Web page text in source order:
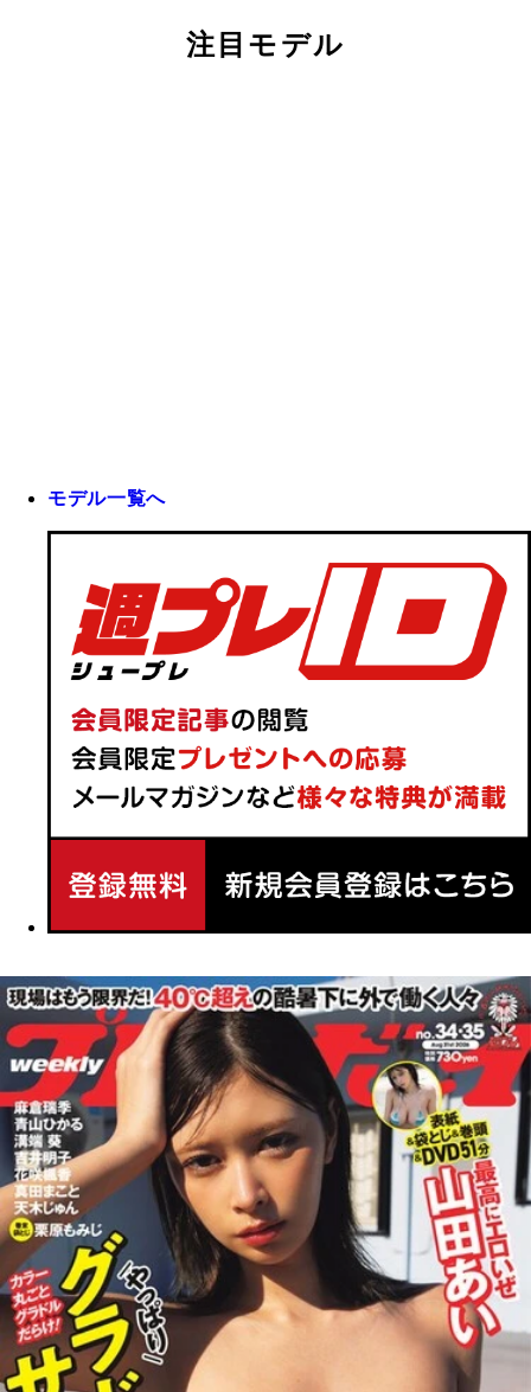
注目モデル
モデル一覧へ